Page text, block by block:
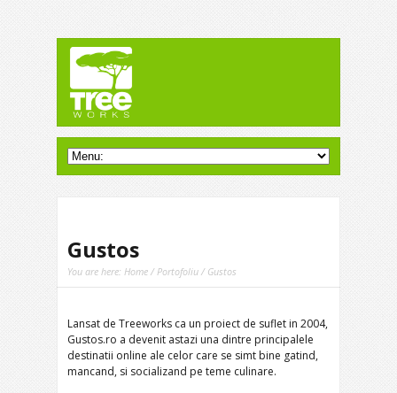
Gustos
You are here: Home /Portofoliu / Gustos
Lansat de Treeworks ca un proiect de suflet in 2004,
Gustos.ro a devenit astazi una dintre principalele
destinatii online ale celor care se simt bine gatind,
mancand, si socializand pe teme culinare.